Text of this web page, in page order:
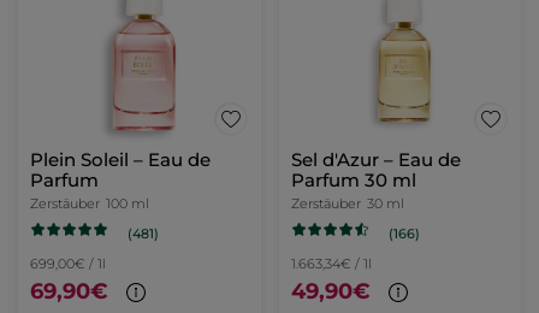
Plein Soleil – Eau de
Parfum
Zerstäuber 100 ml
(481)
699,00€ / 1l
69,90€
Sel d'Azur – Eau de
Parfum 30 ml
Zerstäuber 30 ml
(166)
1.663,34€ / 1l
49,90€